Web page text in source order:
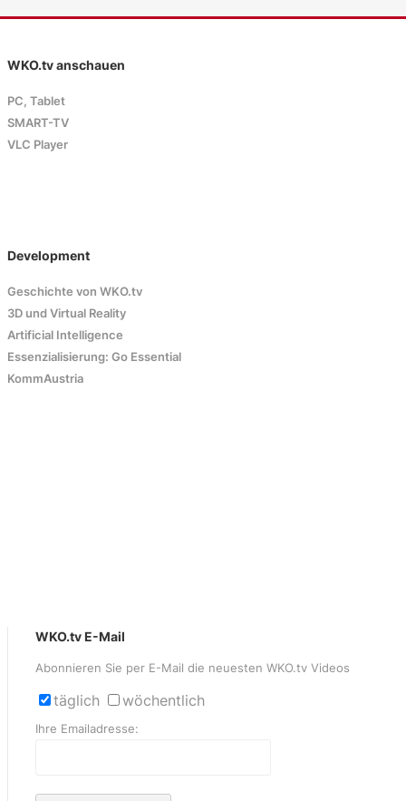
WKO.tv anschauen
PC, Tablet
SMART-TV
VLC Player
Development
Geschichte von WKO.tv
3D und Virtual Reality
Artificial Intelligence
Essenzialisierung: Go Essential
KommAustria
WKO.tv E-Mail
Abonnieren Sie per E-Mail die neuesten WKO.tv Videos
täglich wöchentlich
Ihre Emailadresse: